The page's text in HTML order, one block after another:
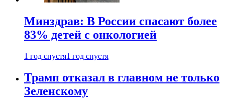
Минздрав: В России спасают более
83% детей с онкологией
1 год спустя1 год спустя
Трамп отказал в главном не только
Зеленскому